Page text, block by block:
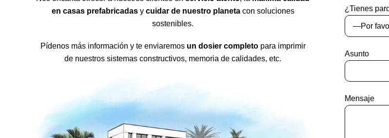
en casas prefabricadasy cuidar de nuestro planetacon soluciones
sostenibles.
Pídenos más información y te enviaremos un dosier completopara imprimir
de nuestros sistemas constructivos, memoria de calidades, etc.
¿Tienes
Asunto
Mensaje